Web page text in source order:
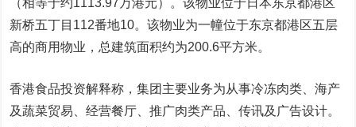
（相等于约1113.97万港元）。该物业位于日本东京都港区
新桥五丁目112番地10。该物业为一幢位于东京都港区五层
高的商用物业，总建筑面积约为200.6平方米。
香港食品投资解释称，集团主要业务为从事冷冻肉类、海产
及蔬菜贸易、经营餐厅、推广肉类产品、传讯及广告设计。